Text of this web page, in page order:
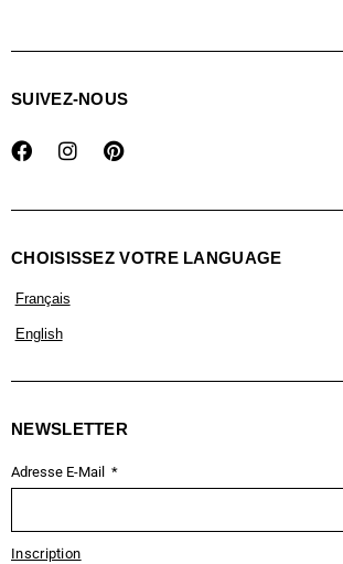
SUIVEZ-NOUS
CHOISISSEZ VOTRE LANGUAGE
Français
English
NEWSLETTER
Adresse E-Mail
Inscription